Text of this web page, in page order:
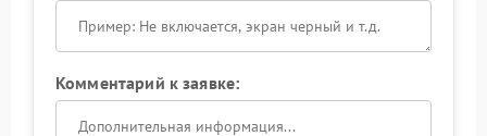
Комментарий к заявке: